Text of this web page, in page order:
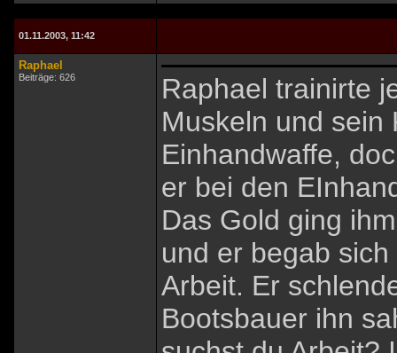
01.11.2003, 11:42
Raphael
Beiträge: 626
Raphael trainirte
Muskeln und sein
Einhandwaffe,
er bei den
Das Gold ging
und er begab
Arbeit. Er
Bootsbauer ihn